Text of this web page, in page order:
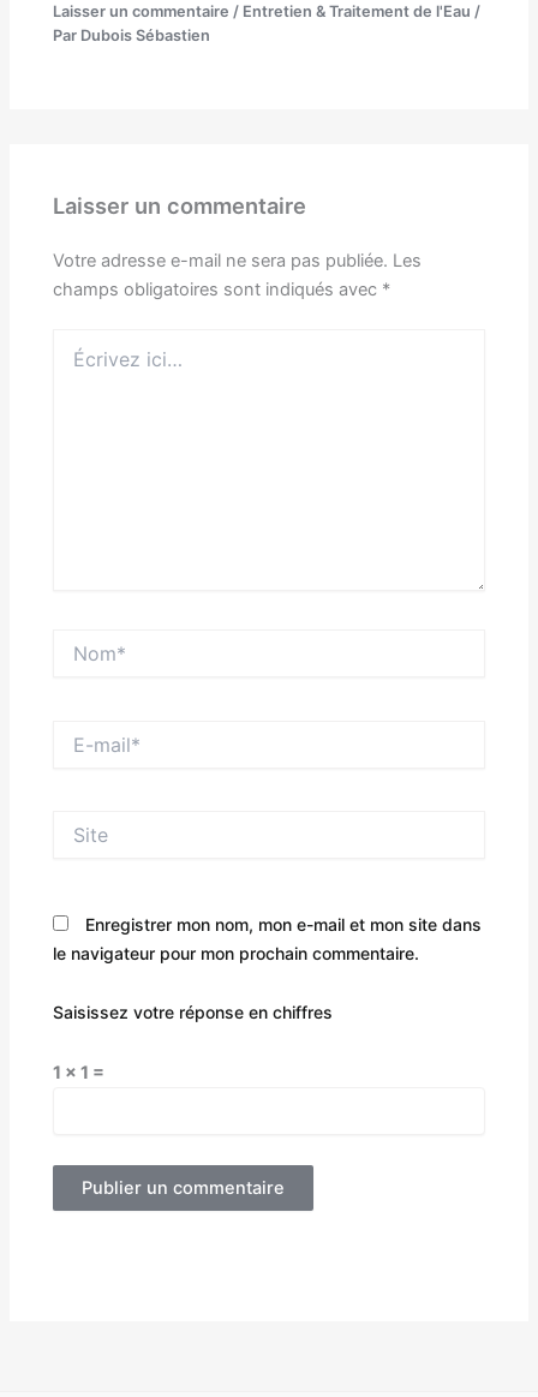
Laisser un commentaire / Entretien & Traitement de l'Eau /
Par Dubois Sébastien
Laisser un commentaire
Votre adresse e-mail ne sera pas publiée. Les
champs obligatoires sont indiqués avec *
ici…
mail*
Enregistrer mon nom, mon e-mail et mon site dans
le navigateur pour mon prochain commentaire.
Saisissez votre réponse en chiffres
1 × 1 =